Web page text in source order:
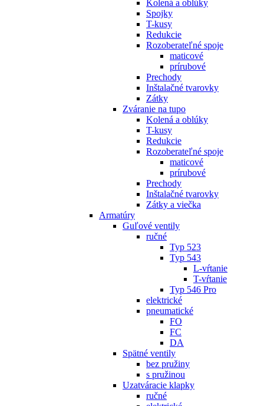
Kolená a oblúky
Spojky
T-kusy
Redukcie
Rozoberateľné spoje
maticové
prírubové
Prechody
Inštalačné tvarovky
Zátky
Zváranie na tupo
Kolená a oblúky
T-kusy
Redukcie
Rozoberateľné spoje
maticové
prírubové
Prechody
Inštalačné tvarovky
Zátky a viečka
Armatúry
Guľové ventily
ručné
Typ 523
Typ 543
L-vŕtanie
T-vŕtanie
Typ 546 Pro
elektrické
pneumatické
FO
FC
DA
Spätné ventily
bez pružiny
s pružinou
Uzatváracie klapky
ručné